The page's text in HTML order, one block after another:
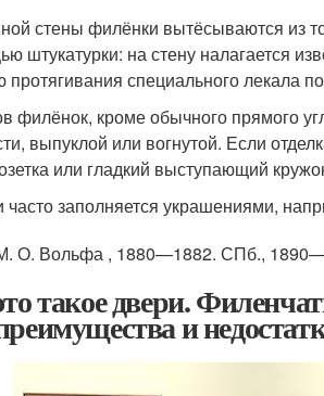
стены филёнки вытёсываются из
штукатурки: на стену налагается
специального лекала
филёнок, кроме обычного прямого
выпуклой или вогнутой. Если
или гладкий выступающий
часто заполняется украшениями,
О. Вольфа , 1880—1882.СПб.,
такое двери.
и